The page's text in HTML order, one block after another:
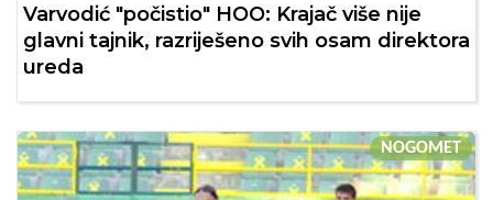
Varvodić "počistio" HOO: Krajač više nije
glavni tajnik, razriješeno svih osam direktora
ureda
NOGOMET